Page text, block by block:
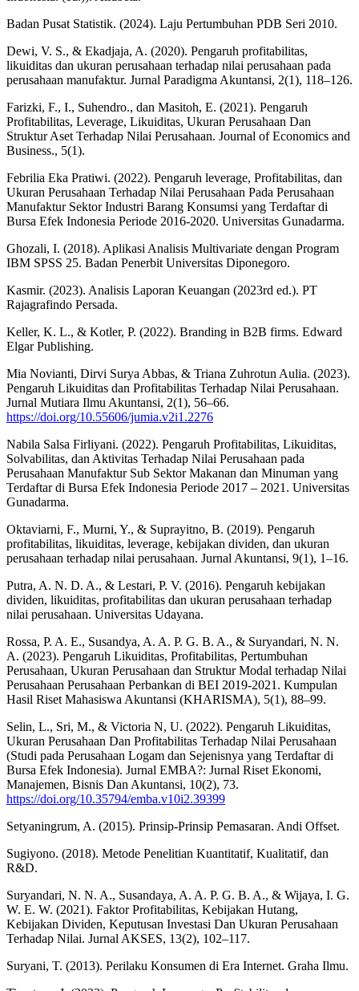
Badan Pusat Statistik. (2024). Laju Pertumbuhan PDB Seri 2010.
Dewi, V. S., & Ekadjaja, A. (2020). Pengaruh profitabilitas,
likuiditas dan ukuran perusahaan terhadap nilai perusahaan pada
perusahaan manufaktur. Jurnal Paradigma Akuntansi, 2(1), 118–126.
Farizki, F., I., Suhendro., dan Masitoh, E. (2021). Pengaruh
Profitabilitas, Leverage, Likuiditas, Ukuran Perusahaan Dan
Struktur Aset Terhadap Nilai Perusahaan. Journal of Economics and
Business., 5(1).
Febrilia Eka Pratiwi. (2022). Pengaruh leverage, Profitabilitas, dan
Ukuran Perusahaan Terhadap Nilai Perusahaan Pada Perusahaan
Manufaktur Sektor Industri Barang Konsumsi yang Terdaftar di
Bursa Efek Indonesia Periode 2016-2020. Universitas Gunadarma.
Ghozali, I. (2018). Aplikasi Analisis Multivariate dengan Program
IBM SPSS 25. Badan Penerbit Universitas Diponegoro.
Kasmir. (2023). Analisis Laporan Keuangan (2023rd ed.). PT
Rajagrafindo Persada.
Keller, K. L., & Kotler, P. (2022). Branding in B2B firms. Edward
Elgar Publishing.
Mia Novianti, Dirvi Surya Abbas, & Triana Zuhrotun Aulia. (2023).
Pengaruh Likuiditas dan Profitabilitas Terhadap Nilai Perusahaan.
Jurnal Mutiara Ilmu Akuntansi, 2(1), 56–66.
https://doi.org/10.55606/jumia.v2i1.2276
Nabila Salsa Firliyani. (2022). Pengaruh Profitabilitas, Likuiditas,
Solvabilitas, dan Aktivitas Terhadap Nilai Perusahaan pada
Perusahaan Manufaktur Sub Sektor Makanan dan Minuman yang
Terdaftar di Bursa Efek Indonesia Periode 2017 – 2021. Universitas
Gunadarma.
Oktaviarni, F., Murni, Y., & Suprayitno, B. (2019). Pengaruh
profitabilitas, likuiditas, leverage, kebijakan dividen, dan ukuran
perusahaan terhadap nilai perusahaan. Jurnal Akuntansi, 9(1), 1–16.
Putra, A. N. D. A., & Lestari, P. V. (2016). Pengaruh kebijakan
dividen, likuiditas, profitabilitas dan ukuran perusahaan terhadap
nilai perusahaan. Universitas Udayana.
Rossa, P. A. E., Susandya, A. A. P. G. B. A., & Suryandari, N. N.
A. (2023). Pengaruh Likuiditas, Profitabilitas, Pertumbuhan
Perusahaan, Ukuran Perusahaan dan Struktur Modal terhadap Nilai
Perusahaan Perusahaan Perbankan di BEI 2019-2021. Kumpulan
Hasil Riset Mahasiswa Akuntansi (KHARISMA), 5(1), 88–99.
Selin, L., Sri, M., & Victoria N, U. (2022). Pengaruh Likuiditas,
Ukuran Perusahaan Dan Profitabilitas Terhadap Nilai Perusahaan
(Studi pada Perusahaan Logam dan Sejenisnya yang Terdaftar di
Bursa Efek Indonesia). Jurnal EMBA?: Jurnal Riset Ekonomi,
Manajemen, Bisnis Dan Akuntansi, 10(2), 73.
https://doi.org/10.35794/emba.v10i2.39399
Setyaningrum, A. (2015). Prinsip-Prinsip Pemasaran. Andi Offset.
Sugiyono. (2018). Metode Penelitian Kuantitatif, Kualitatif, dan
R&D.
Suryandari, N. N. A., Susandaya, A. A. P. G. B. A., & Wijaya, I. G.
W. E. W. (2021). Faktor Profitabilitas, Kebijakan Hutang,
Kebijakan Dividen, Keputusan Investasi Dan Ukuran Perusahaan
Terhadap Nilai. Jurnal AKSES, 13(2), 102–117.
Suryani, T. (2013). Perilaku Konsumen di Era Internet. Graha Ilmu.